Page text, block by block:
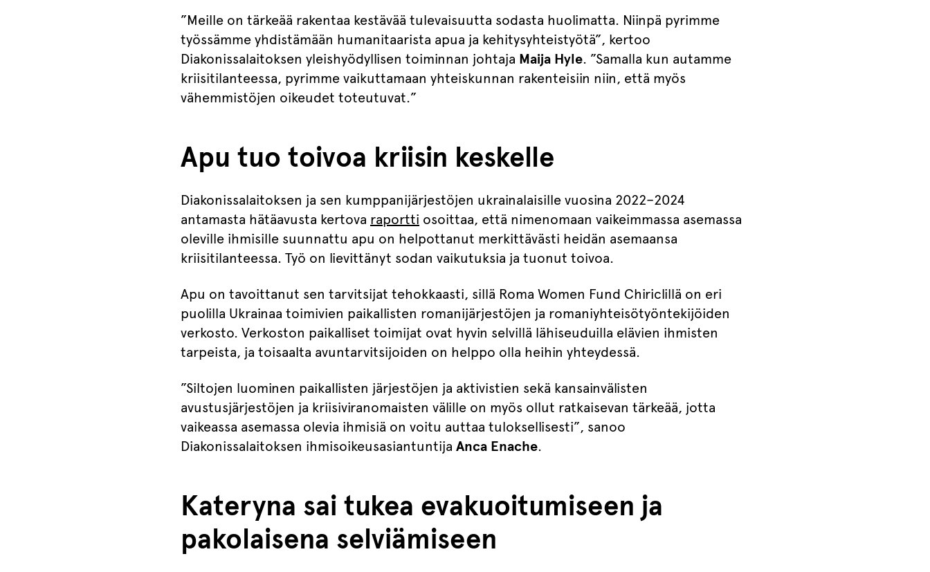
”Meille on tärkeää rakentaa kestävää tulevaisuutta sodasta huolimatta. Niinpä pyrimme
työssämme yhdistämään humanitaarista apua ja kehitysyhteistyötä”, kertoo
Diakonissalaitoksen yleishyödyllisen toiminnan johtaja Maija Hyle. ”Samalla kun autamme
kriisitilanteessa, pyrimme vaikuttamaan yhteiskunnan rakenteisiin niin, että myös
vähemmistöjen oikeudet toteutuvat.”
Apu tuo toivoa kriisin keskelle
Diakonissalaitoksen ja sen kumppanijärjestöjen ukrainalaisille vuosina 2022–2024
antamasta hätäavusta kertova raportti osoittaa, että nimenomaan vaikeimmassa asemassa
oleville ihmisille suunnattu apu on helpottanut merkittävästi heidän asemaansa
kriisitilanteessa. Työ on lievittänyt sodan vaikutuksia ja tuonut toivoa.
Apu on tavoittanut sen tarvitsijat tehokkaasti, sillä Roma Women Fund Chiriclillä on eri
puolilla Ukrainaa toimivien paikallisten romanijärjestöjen ja romaniyhteisötyöntekijöiden
verkosto. Verkoston paikalliset toimijat ovat hyvin selvillä lähiseuduilla elävien ihmisten
tarpeista, ja toisaalta avuntarvitsijoiden on helppo olla heihin yhteydessä.
”Siltojen luominen paikallisten järjestöjen ja aktivistien sekä kansainvälisten
avustusjärjestöjen ja kriisiviranomaisten välille on myös ollut ratkaisevan tärkeää, jotta
vaikeassa asemassa olevia ihmisiä on voitu auttaa tuloksellisesti”, sanoo
Diakonissalaitoksen ihmisoikeusasiantuntija Anca Enache.
Kateryna sai tukea evakuoitumiseen ja
pakolaisena selviämiseen